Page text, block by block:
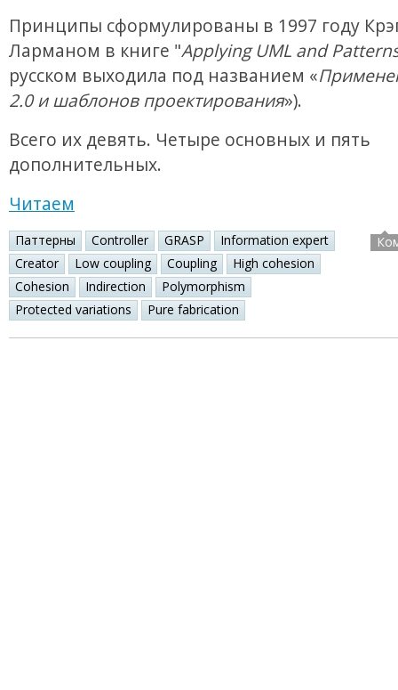
Принципы сформулированы в 1997 году
Ларманом в книге "Applying UML and
русском выходила под названием «
2.0 и шаблонов проектирования»).
Всего их девять. Четыре основных и пять
дополнительных.
Читаем
Паттерны Controller GRASP
Information expert
Creator
Low coupling Coupling
High cohesion
Cohesion
Indirection
Polymorphism
Protected variations
Pure fabrication